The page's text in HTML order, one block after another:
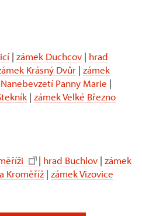
| zámek Duchcov | hrad
Krásný Dvůr | zámek
Panny Marie |
| zámek Velké Březno
| hrad Buchlov | zámek
Kroměříž | zámek Vizovice